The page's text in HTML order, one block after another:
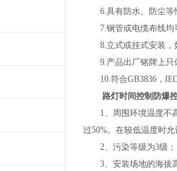
6.具有防水、防尘等
7.钢管或电缆布线均
8.立式或挂式安装，
9.产品出厂铭牌上只
10.符合GB3836，
路灯时间控制防爆
1、周围环境温度不高
过50%。在较低温度时
2、污染等级为3级；
3、安装场地的海拔